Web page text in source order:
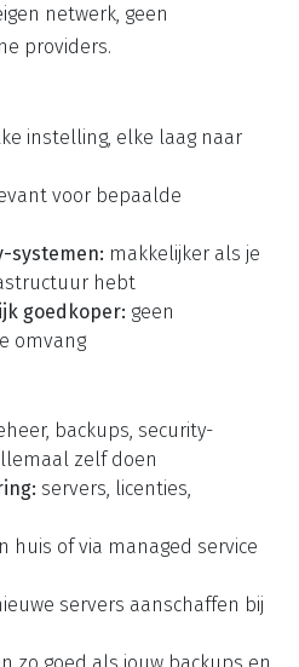
netwerk, geen
providers.
instelling, elke laag naar
voor bepaalde
systemen: makkelijker als je
hebt
goedkoper: geen
omvang
backups, security-
zelf doen
servers, licenties,
huis of via managed service
servers aanschaffen bij